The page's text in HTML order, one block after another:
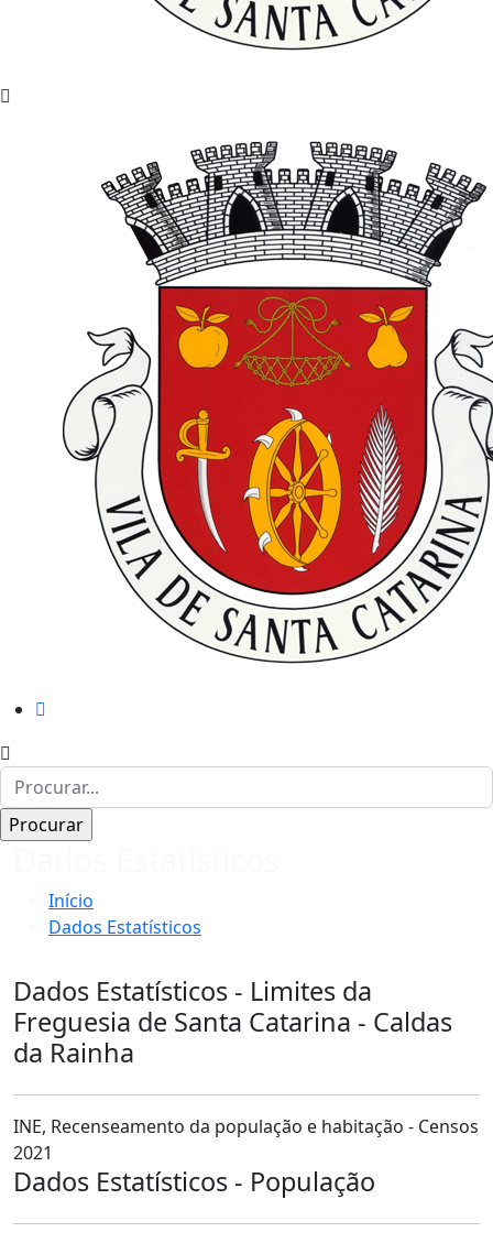
Início
Dados Estatísticos
Dados Estatísticos - Limites da
Freguesia de Santa Catarina - Caldas
da Rainha
INE, Recenseamento da população e habitação - Censos
2021
Dados Estatísticos - População